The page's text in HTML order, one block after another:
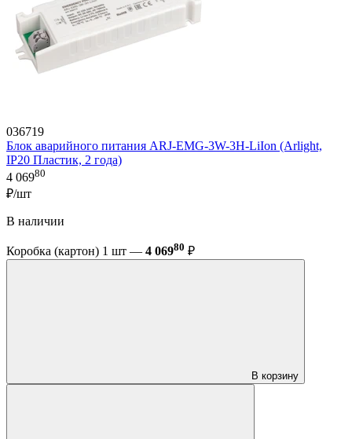
036719
Блок аварийного питания ARJ-EMG-3W-3H-LiIon (Arlight,
IP20 Пластик, 2 года)
4 06980
₽/шт
В наличии
Коробка (картон) 1 шт — 4 06980 ₽
В корзину